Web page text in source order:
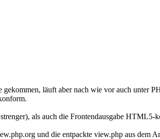
läuft aber nach wie vor auch unter
als auch die Frontendausgabe
und die entpackte view.php aus dem